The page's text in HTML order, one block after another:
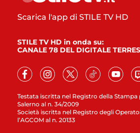
Testata iscritta nel Registro della Stampa
Salerno al n. 34/2009
Società iscritta nel Registro degli
l’AGCOM al n. 20133
Scarica l'app di STILE TV HD
STILE TV HD in onda su:
CANALE 78 DEL DIGITALE